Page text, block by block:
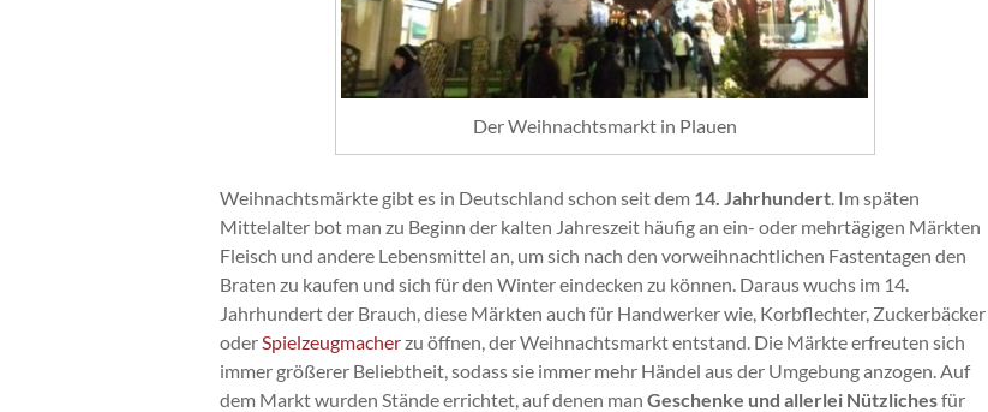
Der Weihnachtsmarkt in Plauen
Weihnachtsmärkte gibt es in Deutschland schon seit dem 14. Jahrhundert. Im späten
Mittelalter bot man zu Beginn der kalten Jahreszeit häufig an ein- oder mehrtägigen Märkten
Fleisch und andere Lebensmittel an, um sich nach den vorweihnachtlichen Fastentagen den
Braten zu kaufen und sich für den Winter eindecken zu können. Daraus wuchs im 14.
Jahrhundert der Brauch, diese Märkten auch für Handwerker wie, Korbflechter, Zuckerbäcker
oderSpielzeugmacherzu öffnen, der Weihnachtsmarkt entstand. Die Märkte erfreuten sich
immer größerer Beliebtheit, sodass sie immer mehr Händel aus der Umgebung anzogen. Auf
dem Markt wurden Stände errichtet, auf denen man Geschenke und allerlei Nützlichesfür